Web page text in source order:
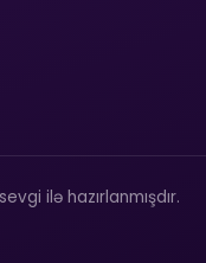
ilə hazırlanmışdır.